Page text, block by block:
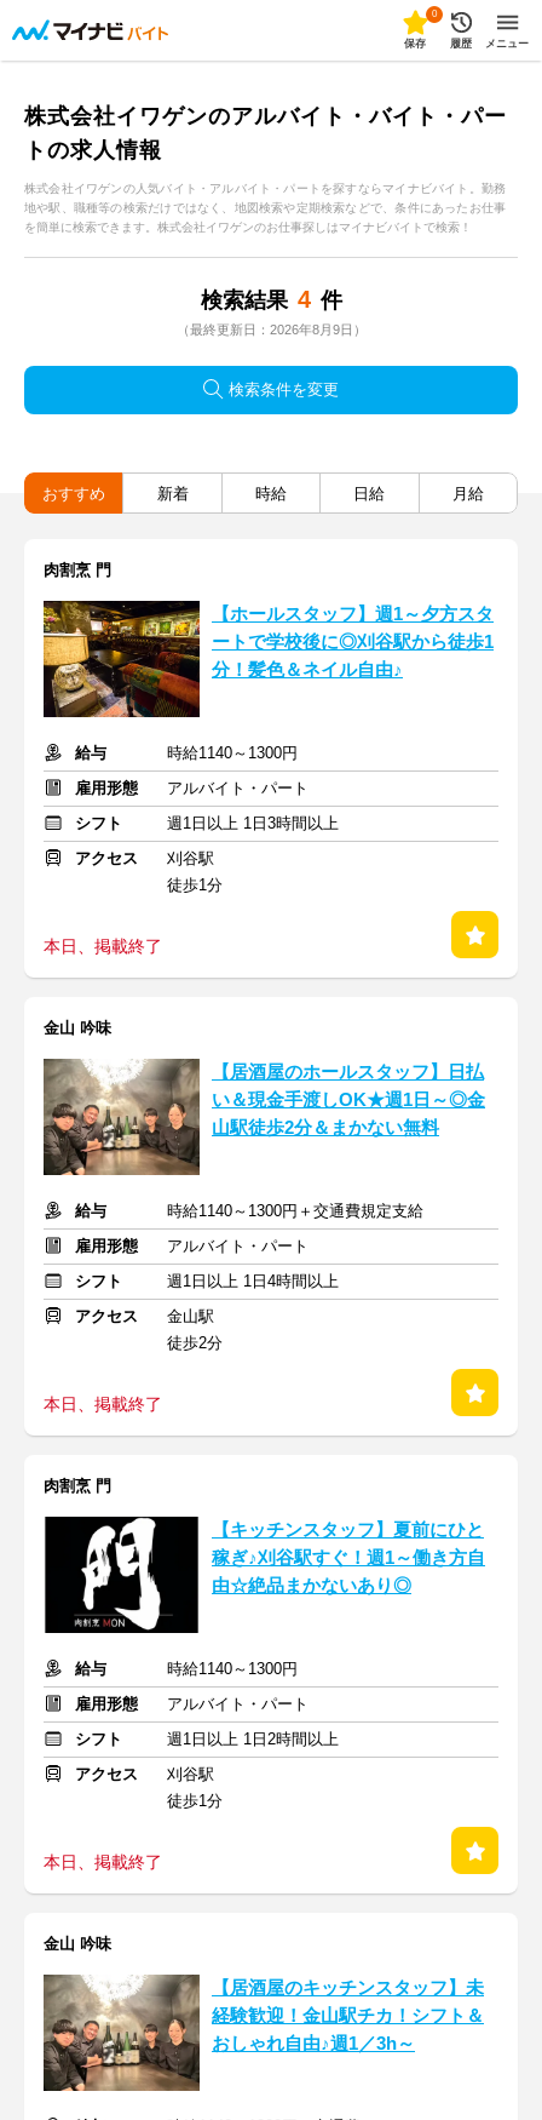
0
保存 履歴 メニュー
株式会社イワゲンのアルバイト・バイト・パー
トの求人情報
株式会社イワゲンの人気バイト・アルバイト・パートを探すならマイナビバイト。勤務
地や駅、職種等の検索だけではなく、地図検索や定期検索などで、条件にあったお仕事
を簡単に検索できます。株式会社イワゲンのお仕事探しはマイナビバイトで検索！
検索結果 4 件
（最終更新日：2026年8月9日）
検索条件を変更
おすすめ 新着 時給 日給 月給
肉割烹 門
【ホールスタッフ】週1～夕方スタ
ートで学校後に◎刈谷駅から徒歩1
分！髪色＆ネイル自由♪
給与
時給1140～1300円
雇用形態
アルバイト・パート
シフト
週1日以上 1日3時間以上
アクセス
刈谷駅
徒歩1分
本日、掲載終了
金山 吟味
【居酒屋のホールスタッフ】日払
い＆現金手渡しOK★週1日～◎金
山駅徒歩2分＆まかない無料
給与
時給1140～1300円＋交通費規定支給
雇用形態
アルバイト・パート
シフト
週1日以上 1日4時間以上
アクセス
金山駅
徒歩2分
本日、掲載終了
肉割烹 門
【キッチンスタッフ】夏前にひと
稼ぎ♪刈谷駅すぐ！週1～働き方自
由☆絶品まかないあり◎
給与
時給1140～1300円
雇用形態
アルバイト・パート
シフト
週1日以上 1日2時間以上
アクセス
刈谷駅
徒歩1分
本日、掲載終了
金山 吟味
【居酒屋のキッチンスタッフ】未
経験歓迎！金山駅チカ！シフト＆
おしゃれ自由♪週1／3h～